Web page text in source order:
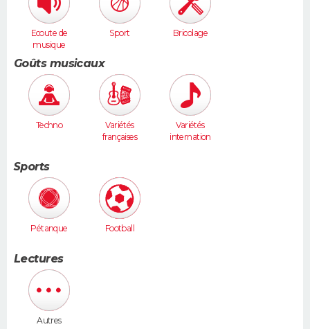
Ecoute de
musique
Sport Bricolage
Goûts musicaux
Techno
Variétés
françaises
Variétés
internation
Sports
Pétanque Football
Lectures
Autres